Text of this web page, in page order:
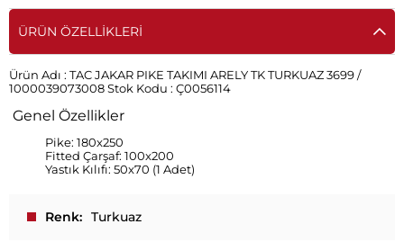
ÜRÜN ÖZELLIKLERI
Ürün Adı : TAC JAKAR PIKE TAKIMI ARELY TK TURKUAZ 3699 /
1000039073008 Stok Kodu : Ç0056114
Genel Özellikler
Pike: 180x250
Fitted Çarşaf: 100x200
Yastık Kılıfı: 50x70 (1 Adet)
Renk Turkuaz